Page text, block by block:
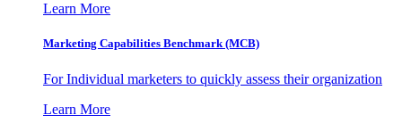
Learn More
Marketing Capabilities Benchmark (MCB)
For Individual marketers to quickly assess their organization
Learn More